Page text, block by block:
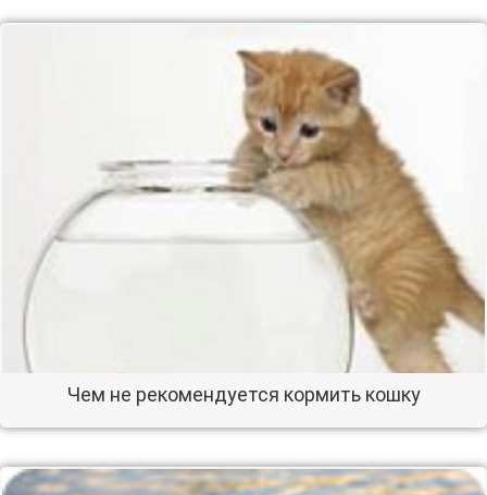
Чем не рекомендуется кормить кошку